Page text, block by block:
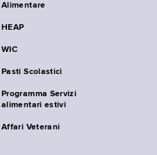
Alimentare
HEAP
WIC
Pasti Scolastici
Programma Servizi
alimentari estivi
Affari Veterani